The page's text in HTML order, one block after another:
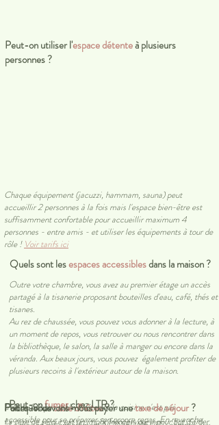
Peut-on utiliser l'espace détenteà plusieurs
personnes ?
Chaque équipement (jacuzzi, hammam, sauna) peut
accueillir 2 personnes à la fois mais l'espace bien-être est
suffisamment confortable pour accueillir maximum 4
personnes - entre amis - et utiliser les équipements à tour de
rôle ! Voir tarifs ici
Quels sont lesespacesaccessiblesdans la maison ?
Outre votre chambre, vous avez au premier étage un accès
partagé à la tisanerie proposant bouteilles d'eau, café, thés et
tisanes.
Au rez de chaussée, vous pouvez vous adonner à la lecture, à
un moment de repos, vous retrouver ou nous rencontrer dans
la bibliothèque, le salon, la salle à manger ou encore dans la
véranda. Aux beaux jours, vous pouvez également profiter de
plusieurs recoins à l'extérieur autour de la maison.
Peut-onfumerchez LTR ?
Faites-voustable d'hôtes?
LTR ne fait pas table d'hôtes et la cuisine n'est pas
accessible pour se préparer son propre repas. En revanche,
Pourquoi devons-nous payer unetaxe de séjour?
La taxe de séjour est un impôt français qui a pour but d'aider